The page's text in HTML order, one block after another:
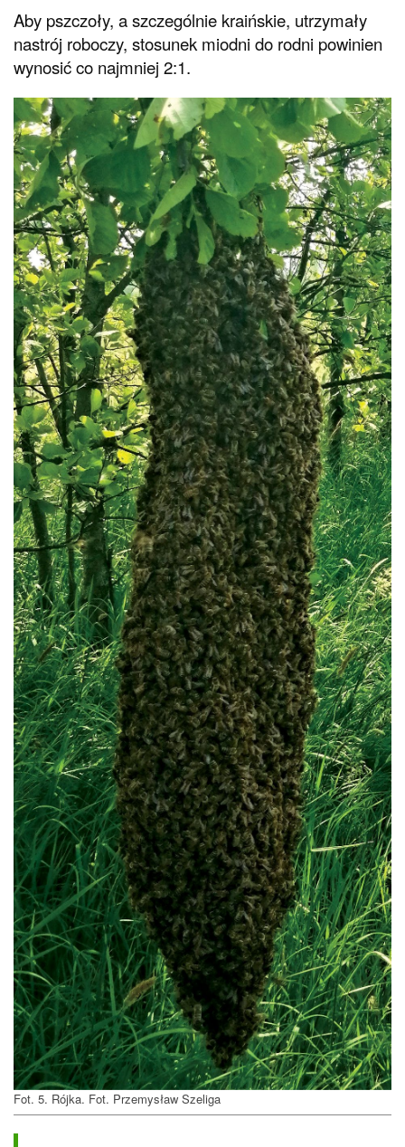
Aby pszczoły, a szczególnie kraińskie, utrzymały
nastrój roboczy, stosunek miodni do rodni powinien
wynosić co najmniej 2:1.
Fot. 5. Rójka. Fot. Przemysław Szeliga